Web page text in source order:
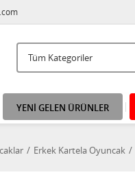
YENİ GELEN ÜRÜNLER
Erkek Kartela Oyuncak